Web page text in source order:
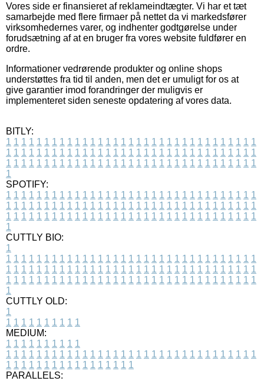
Vores side er finansieret af reklameindtægter. Vi har et tæt
samarbejde med flere firmaer på nettet da vi markedsfører
virksomhedernes varer, og indhenter godtgørelse under
forudsætning af at en bruger fra vores website fuldfører en
ordre.
Informationer vedrørende produkter og online shops
understøttes fra tid til anden, men det er umuligt for os at
give garantier imod forandringer der muligvis er
implementeret siden seneste opdatering af vores data.
BITLY:
1 1 1 1 1 1 1 1 1 1 1 1 1 1 1 1 1 1 1 1 1 1 1 1 1 1 1 1 1 1 1 1 1
1 1 1 1 1 1 1 1 1 1 1 1 1 1 1 1 1 1 1 1 1 1 1 1 1 1 1 1 1 1 1 1 1
1 1 1 1 1 1 1 1 1 1 1 1 1 1 1 1 1 1 1 1 1 1 1 1 1 1 1 1 1 1 1 1 1
1
SPOTIFY:
1 1 1 1 1 1 1 1 1 1 1 1 1 1 1 1 1 1 1 1 1 1 1 1 1 1 1 1 1 1 1 1 1
1 1 1 1 1 1 1 1 1 1 1 1 1 1 1 1 1 1 1 1 1 1 1 1 1 1 1 1 1 1 1 1 1
1 1 1 1 1 1 1 1 1 1 1 1 1 1 1 1 1 1 1 1 1 1 1 1 1 1 1 1 1 1 1 1 1
1
CUTTLY BIO:
1
1 1 1 1 1 1 1 1 1 1 1 1 1 1 1 1 1 1 1 1 1 1 1 1 1 1 1 1 1 1 1 1 1
1 1 1 1 1 1 1 1 1 1 1 1 1 1 1 1 1 1 1 1 1 1 1 1 1 1 1 1 1 1 1 1 1
1 1 1 1 1 1 1 1 1 1 1 1 1 1 1 1 1 1 1 1 1 1 1 1 1 1 1 1 1 1 1 1 1
1
CUTTLY OLD:
1
1 1 1 1 1 1 1 1 1 1
MEDIUM:
1 1 1 1 1 1 1 1 1 1
1 1 1 1 1 1 1 1 1 1 1 1 1 1 1 1 1 1 1 1 1 1 1 1 1 1 1 1 1 1 1 1 1
1 1 1 1 1 1 1 1 1 1 1 1 1 1 1 1 1
PARALLELS: